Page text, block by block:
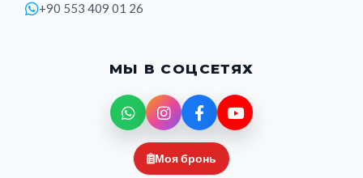
+90 553 409 01 26
МЫ В СОЦСЕТЯХ
Моя бронь